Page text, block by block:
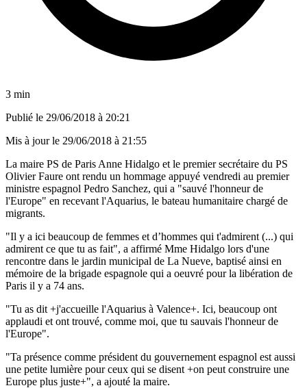
3 min
Publié le 29/06/2018 à 20:21
Mis à jour le 29/06/2018 à 21:55
La maire PS de Paris Anne Hidalgo et le premier secrétaire du PS
Olivier Faure ont rendu un hommage appuyé vendredi au premier
ministre espagnol Pedro Sanchez, qui a "sauvé l'honneur de
l'Europe" en recevant l'Aquarius, le bateau humanitaire chargé de
migrants.
"Il y a ici beaucoup de femmes et d’hommes qui t'admirent (...) qui
admirent ce que tu as fait", a affirmé Mme Hidalgo lors d'une
rencontre dans le jardin municipal de La Nueve, baptisé ainsi en
mémoire de la brigade espagnole qui a oeuvré pour la libération de
Paris il y a 74 ans.
"Tu as dit +j'accueille l'Aquarius à Valence+. Ici, beaucoup ont
applaudi et ont trouvé, comme moi, que tu sauvais l'honneur de
l'Europe".
"Ta présence comme président du gouvernement espagnol est aussi
une petite lumière pour ceux qui se disent +on peut construire une
Europe plus juste+", a ajouté la maire.